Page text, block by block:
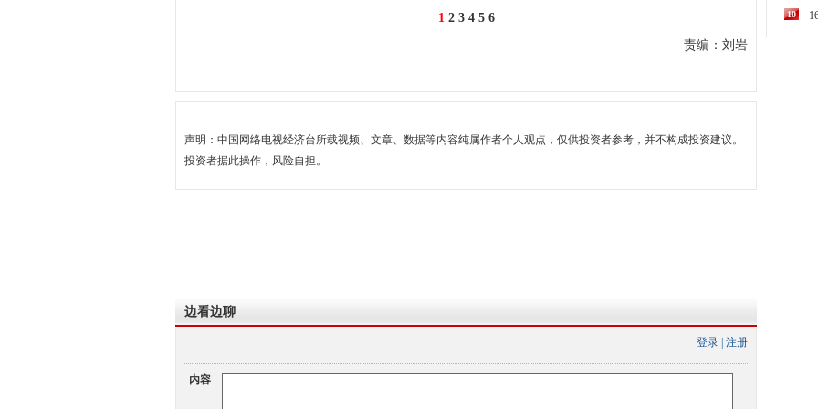
1 2 3 4 5 6
责编：刘岩
声明：中国网络电视经济台所载视频、文章、数据等内容纯属作者个人观点，仅供投资者参考，并不构成投资建议。
投资者据此操作，风险自担。
边看边聊
登录 注册
内容
10